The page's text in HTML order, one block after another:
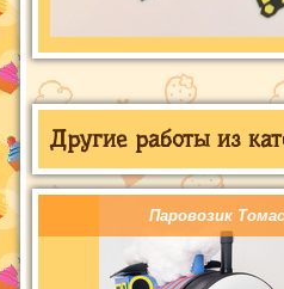
Другие работы из
Паровозик Томас